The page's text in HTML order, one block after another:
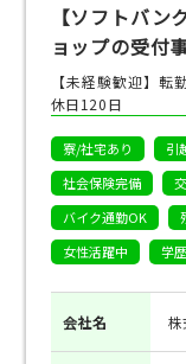
【ソフトバン
ョップの受付
【未経験歓迎】
休日120日
寮/社宅あり 引
社会保険完備
バイク通勤OK
女性活躍中
学
会社名 株